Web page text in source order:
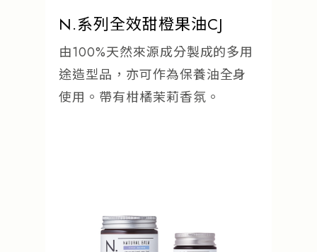
N.系列全效甜橙果油CJ
由100%天然來源成分製成的多用
途造型品，亦可作為保養油全身
使用。帶有柑橘茉莉香氛。